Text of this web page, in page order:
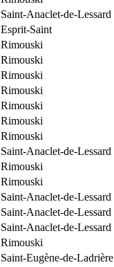
Saint-Anaclet-de-Lessard
Esprit-Saint
Rimouski
Rimouski
Rimouski
Rimouski
Rimouski
Rimouski
Rimouski
Saint-Anaclet-de-Lessard
Rimouski
Rimouski
Saint-Anaclet-de-Lessard
Saint-Anaclet-de-Lessard
Saint-Anaclet-de-Lessard
Rimouski
Saint-Eugène-de-Ladrière